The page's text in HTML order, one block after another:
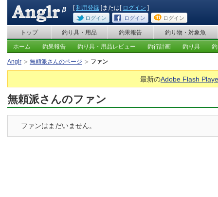
[利用登録 ]または[ ログイン ]
ログイン ログイン ログイン
トップ 釣り具・用品 釣果報告 釣り物・対象魚
ホーム 釣果報告 釣り具・用品レビュー 釣行計画 釣り具
Anglr 無頼派さんのページ ファン
最新のAdobe Flash
無頼派さんのファン
ファンはまだいません。